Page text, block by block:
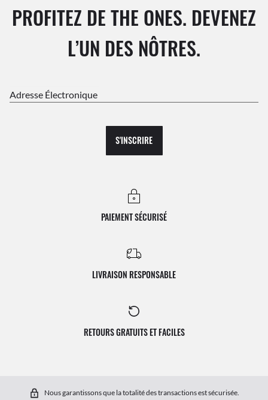
PROFITEZ DE THE ONES. DEVENEZ
L’UN DES NÔTRES.
Adresse Électronique
S'INSCRIRE
PAIEMENT SÉCURISÉ
LIVRAISON RESPONSABLE
RETOURS GRATUITS ET FACILES
Nous garantissons que la totalité des transactions est sécurisée.